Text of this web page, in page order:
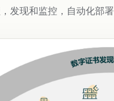
发现和监控，自动化部署